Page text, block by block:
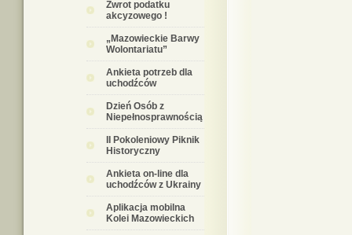
Zwrot podatku
akcyzowego !
„Mazowieckie Barwy
Wolontariatu”
Ankieta potrzeb dla
uchodźców
Dzień Osób z
Niepełnosprawnością
II Pokoleniowy Piknik
Historyczny
Ankieta on-line dla
uchodźców z Ukrainy
Aplikacja mobilna
Kolei Mazowieckich